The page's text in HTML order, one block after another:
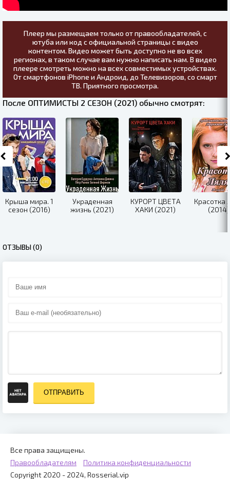
Плеер мы размещаем только от правообладателей, с
ютуба или код с официальной страницы с видео
контентом. Видео может быть доступно не во всех
регионах, в таком случае вам нужно написать нам. В видео
плеере смотреть можно на всех совместимых устройствах.
От смартфонов iPhone и Андроид, до Телевизоров, со смарт
ТВ. Приятного просмотра.
После ОПТИМИСТЫ 2 СЕЗОН (2021) обычно смотрят:
Крыша мира. 1
сезон (2016)
Украденная
жизнь (2021)
КУРОРТ ЦВЕТА
ХАКИ (2021)
Красотка
(2014)
ОТЗЫВЫ (0)
ОТПРАВИТЬ
Все права защищены.
Правообладателям
Политика конфиденциальности
Copyright 2020 - 2024, Rosserial.vip